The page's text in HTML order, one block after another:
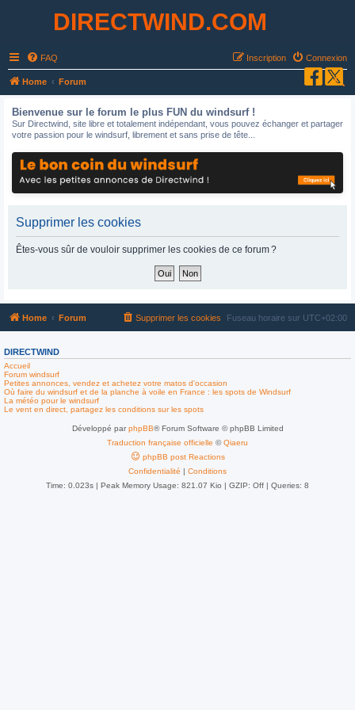
DIRECTWIND.COM
FAQ Connexion
Inscription
Home Forum
Bienvenue sur le forum le plus FUN du windsurf !
Sur Directwind, site libre et totalement indépendant, vous pouvez échanger et partager
votre passion pour le windsurf, librement et sans prise de tête...
Supprimer les cookies
Êtes-vous sûr de vouloir supprimer les cookies de ce forum ?
Home Forum Fuseau horaire sur UTC+02:00
Supprimer les cookies
DIRECTWIND
Accueil
Forum windsurf
Petites annonces, vendez et achetez votre matos d'occasion
Où faire du windsurf et de la planche à voile en France : les spots de Windsurf
La météo pour le windsurf
Le vent en direct, partagez les conditions sur les spots
Développé parphpBB® Forum Software © phpBB Limited
Traduction française officielle ©Qiaeru
phpBB post Reactions
Confidentialité | Conditions
Time: 0.023s | Peak Memory Usage: 821.07 Kio | GZIP: Off | Queries: 8